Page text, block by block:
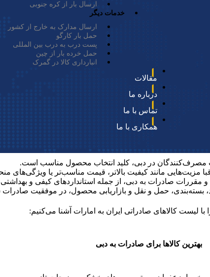
ارسال بار از کره جنوبی
خدمات دیگر
ارسال مدارک به خارج از کشور
حمل بار کارگو
پست درب به درب بین المللی
حمل خرده بار از چین
انبارداری کالا در گمرک
مقالات
درباره ما
تماس با ما
همکاری با ما
خروج تاییدیه نهایی را صادر می‌نماید تا لیبل بار بر روی
برخی از کالاها به کشور امارات ممنوع است، بنابراین توصیه
به دبی چیست و شامل چه محصولاتی می‌شود، باید به چند نکته
مصرف‌کنندگان در دبی، کلید انتخاب محصول مناسب است.
مزیت‌هایی مانند کیفیت بالاتر، قیمت مناسب‌تر یا ویژگی‌های
و مقررات صادرات به دبی، از جمله استانداردهای کیفی و
بسته‌بندی، حمل و نقل و بازاریابی محصول، در موفقیت
لیست کالاهای صادراتی ایران به امارات آشنا می‌کنیم:
بهترین کالاها برای صادرات به دبی